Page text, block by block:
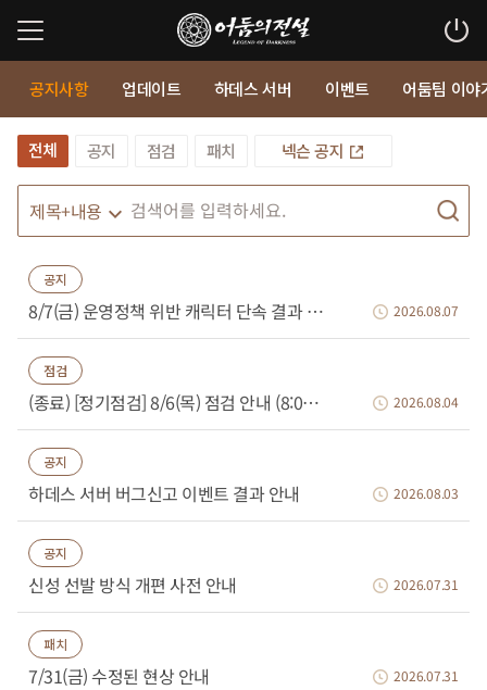
공지사항 업데이트 하데스 서버 이벤트 어둠팀 이야
전체 공지 점검 패치 넥슨 공지
공지
8/7(금) 운영정책 위반 캐릭터 단속 결과 안내 2026.08.07
점검
(종료) [정기점검] 8/6(목) 점검 안내 (8:00~8:47) 2026.08.04
공지
하데스 서버 버그신고 이벤트 결과 안내 2026.08.03
공지
신성 선발 방식 개편 사전 안내 2026.07.31
패치
7/31(금) 수정된 현상 안내 2026.07.31